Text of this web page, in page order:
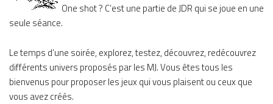
One shot ? C’est une partie de JDR qui se joue en une
seule séance.
Le temps d’une soirée, explorez, testez, découvrez, redécouvrez
différents univers proposés par les MJ. Vous êtes tous les
bienvenus pour proposer les jeux qui vous plaisent ou ceux que
vous avez créés.